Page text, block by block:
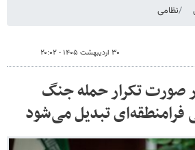
نظامی
۳۰ اردیبهشت ۱۴۰۵ - ۲۰:۰۲
صورت تکرار حمله جنگ
تبدیل می‌شود